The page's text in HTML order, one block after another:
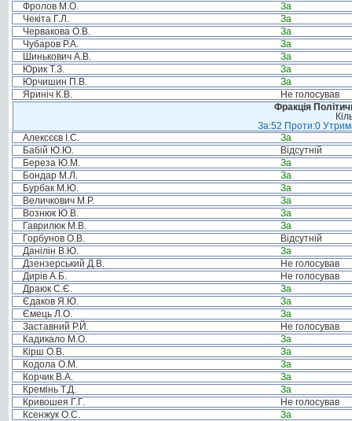
Фролов М.О.
За
Чекіта Г.Л.
За
Червакова О.В.
За
Чубаров Р.А.
За
Шинькович А.В.
За
Юрик Т.З.
За
Юрчишин П.В.
За
Яриніч К.В.
Не голосував
Фракція
За:52 Проти:0
Алексєєв І.С.
За
Бабій Ю.Ю.
Відсутній
Береза Ю.М.
За
Бондар М.Л.
За
Бурбак М.Ю.
За
Величкович М.Р.
За
Вознюк Ю.В.
За
Гаврилюк М.В.
За
Горбунов О.В.
Відсутній
Данілін В.Ю.
За
Дзензерський Д.В.
Не голосував
Дирів А.Б.
Не голосував
Драюк С.Є.
За
Єдаков Я.Ю.
За
Ємець Л.О.
За
Заставний Р.Й.
Не голосував
Кадикало М.О.
За
Кірш О.В.
За
Кодола О.М.
За
Корчик В.А.
За
Кремінь Т.Д.
За
Кривошея Г.Г.
Не голосував
Ксенжук О.С.
За